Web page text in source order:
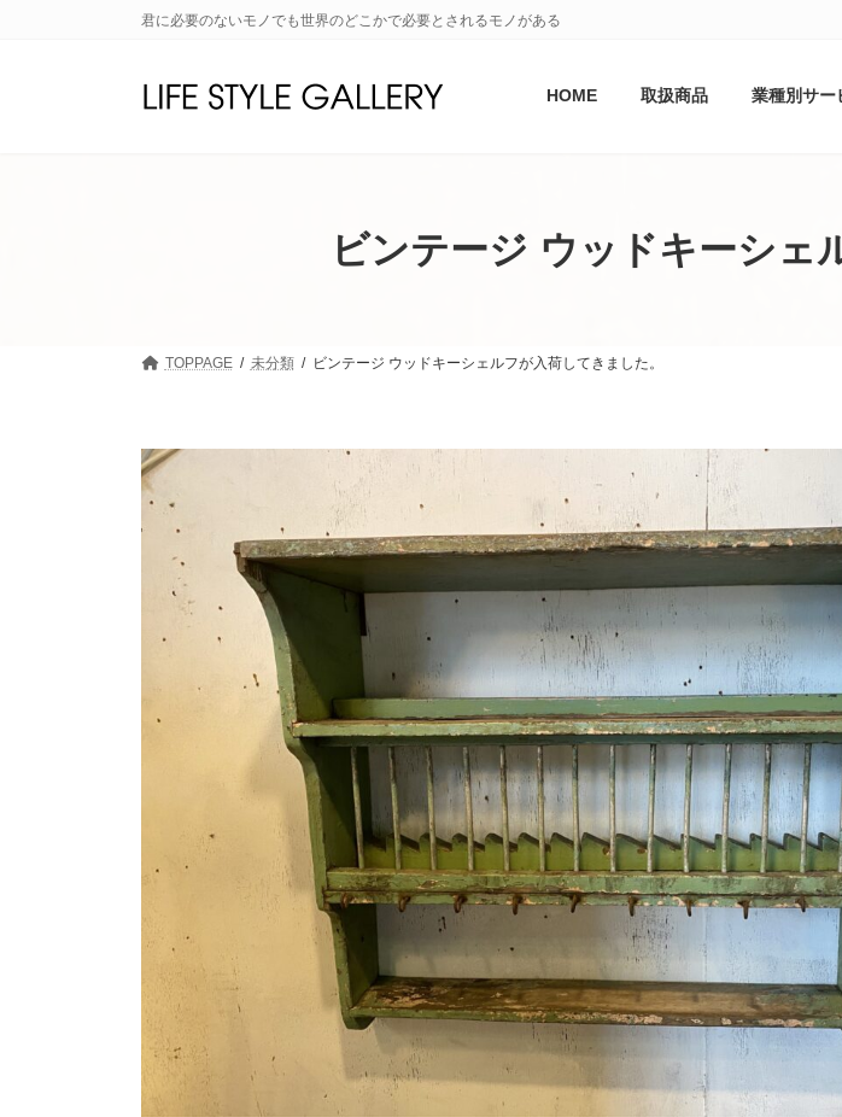
君に必要のないモノでも世界のどこかで必要とされるモノがある
HOME 取扱商品 業種別サー
ビンテージ ウッドキーシェ
TOPPAGE 未分類 ビンテージ ウッドキーシェルフが入荷してきました。